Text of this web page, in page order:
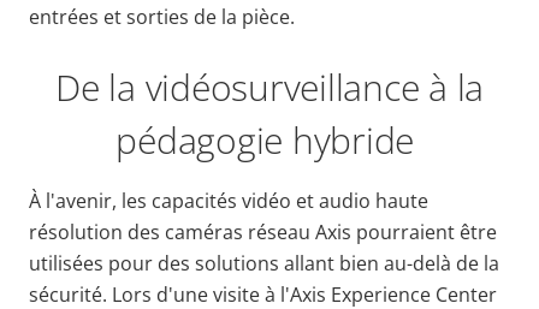
entrées et sorties de la pièce.
De la vidéosurveillance à la
pédagogie hybride
À l'avenir, les capacités vidéo et audio haute
résolution des caméras réseau Axis pourraient être
utilisées pour des solutions allant bien au-delà de la
sécurité. Lors d'une visite à l'Axis Experience Center